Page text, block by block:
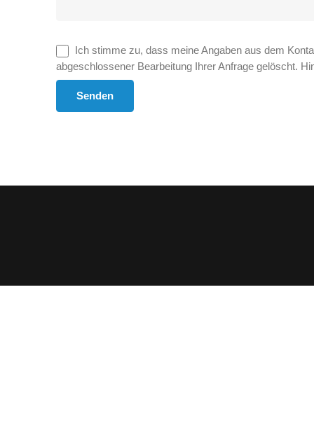
Ich stimme zu, dass meine Angaben aus dem
abgeschlossener Bearbeitung Ihrer Anfrage gelöscht.